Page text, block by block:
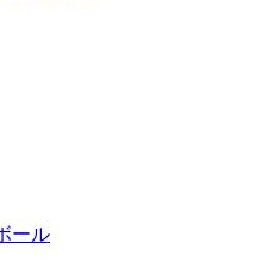
ール